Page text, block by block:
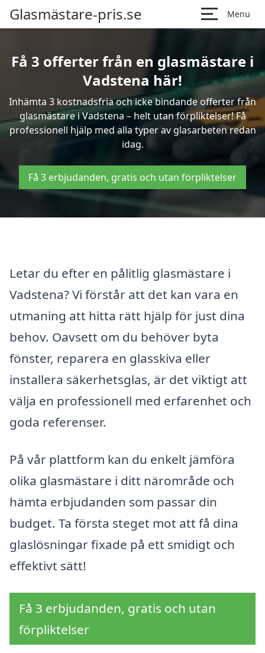
Glasmästare-pris.se Menu
Få 3 offerter från en glasmästare i
Vadstena här!
Inhämta 3 kostnadsfria och icke bindande offerter från
glasmästare i Vadstena – helt utan förpliktelser! Få
professionell hjälp med alla typer av glasarbeten redan
idag.
Få 3 erbjudanden, gratis och utan förpliktelser
Letar du efter en pålitlig glasmästare i
Vadstena? Vi förstår att det kan vara en
utmaning att hitta rätt hjälp för just dina
behov. Oavsett om du behöver byta
fönster, reparera en glasskiva eller
installera säkerhetsglas, är det viktigt att
välja en professionell med erfarenhet och
goda referenser.
På vår plattform kan du enkelt jämföra
olika glasmästare i ditt närområde och
hämta erbjudanden som passar din
budget. Ta första steget mot att få dina
glaslösningar fixade på ett smidigt och
effektivt sätt!
Få 3 erbjudanden, gratis och utan
förpliktelser